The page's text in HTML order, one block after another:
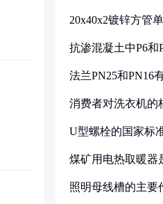
20x40x2镀锌方管
抗渗混凝土中P6和
法兰PN25和PN16
消费者对洗衣机的
U型螺栓的国家标
煤矿用电热取暖器
照明母线槽的主要